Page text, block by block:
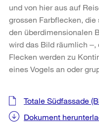
und von hier aus auf
grossen Farbflecken,
den überdimensionalen
wird das Bild räumlich ‒,
Flecken werden zu
eines Vogels an oder
Weitere
Informationen
Totale Südfassade
Dokument